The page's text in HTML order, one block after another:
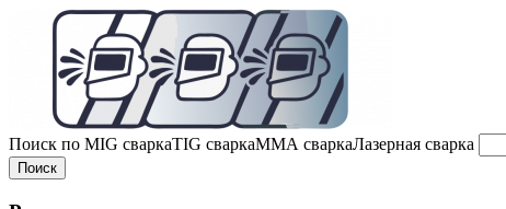
Поиск по MIG сваркаTIG сваркаMMA сваркаЛазерная сварка
Поиск